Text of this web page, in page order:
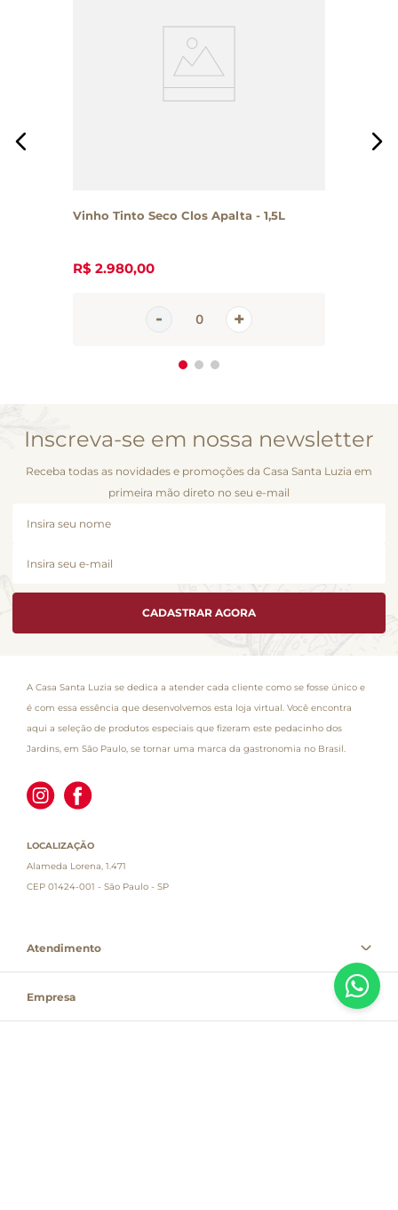
Vinho Tinto Seco Clos Apalta - 1,5L
R$ 2.980,00
Inscreva-se em nossa newsletter
Receba todas as novidades e promoções da Casa Santa Luzia em
primeira mão direto no seu e-mail
CADASTRAR AGORA
A Casa Santa Luzia se dedica a atender cada cliente como se fosse único e
é com essa essência que desenvolvemos esta loja virtual. Você encontra
aqui a seleção de produtos especiais que fizeram este pedacinho dos
Jardins, em São Paulo, se tornar uma marca da gastronomia no Brasil.
LOCALIZAÇÃO
Alameda Lorena, 1.471
CEP 01424-001 - São Paulo - SP
Atendimento
Empresa